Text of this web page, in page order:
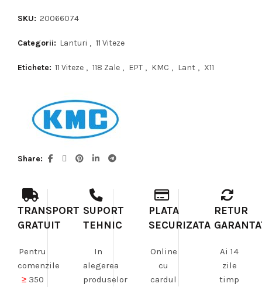
SKU: 20066074
Categorii: Lanturi , 11 Viteze
Etichete: 11 Viteze , 118 Zale , EPT , KMC , Lant , X11
Share
TRANSPORT
GRATUIT
Pentru
comenzile
≥350
SUPORT
TEHNIC
In
alegerea
produselor
PLATA
SECURIZATA
Online
cu
cardul
RETUR
Ai 14
zile
timp